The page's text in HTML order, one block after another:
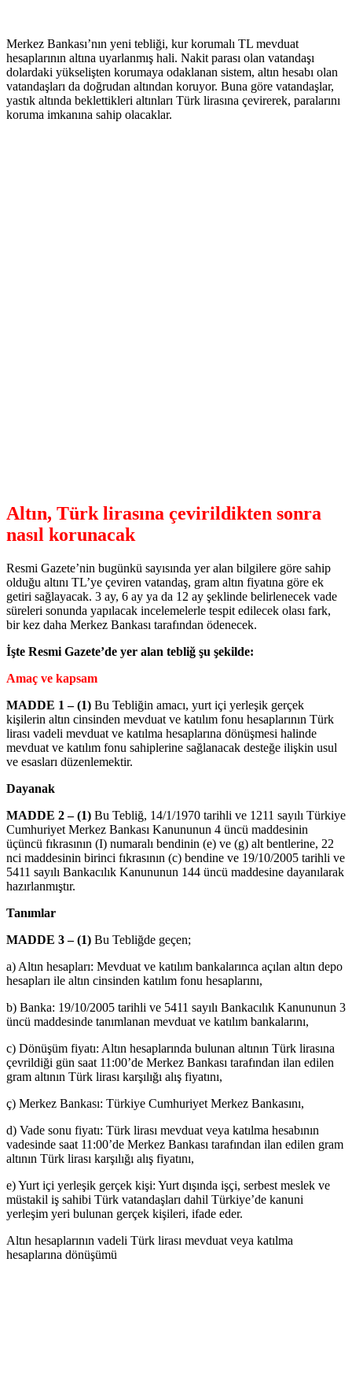
Merkez Bankası’nın yeni tebliği, kur korumalı TL mevduat
hesaplarının altına uyarlanmış hali. Nakit parası olan vatandaşı
dolardaki yükselişten korumaya odaklanan sistem, altın hesabı olan
vatandaşları da doğrudan altından koruyor. Buna göre vatandaşlar,
yastık altında beklettikleri altınları Türk lirasına çevirerek, paralarını
koruma imkanına sahip olacaklar.
Altın, Türk lirasına çevirildikten sonra
nasıl korunacak
Resmi Gazete’nin bugünkü sayısında yer alan bilgilere göre sahip
olduğu altını TL’ye çeviren vatandaş, gram altın fiyatına göre ek
getiri sağlayacak. 3 ay, 6 ay ya da 12 ay şeklinde belirlenecek vade
süreleri sonunda yapılacak incelemelerle tespit edilecek olası fark,
bir kez daha Merkez Bankası tarafından ödenecek.
İşte Resmi Gazete’de yer alan tebliğ şu şekilde:
Amaç ve kapsam
MADDE 1 – (1) Bu Tebliğin amacı, yurt içi yerleşik gerçek
kişilerin altın cinsinden mevduat ve katılım fonu hesaplarının Türk
lirası vadeli mevduat ve katılma hesaplarına dönüşmesi halinde
mevduat ve katılım fonu sahiplerine sağlanacak desteğe ilişkin usul
ve esasları düzenlemektir.
Dayanak
MADDE 2 – (1) Bu Tebliğ, 14/1/1970 tarihli ve 1211 sayılı Türkiye
Cumhuriyet Merkez Bankası Kanununun 4 üncü maddesinin
üçüncü fıkrasının (I) numaralı bendinin (e) ve (g) alt bentlerine, 22
nci maddesinin birinci fıkrasının (c) bendine ve 19/10/2005 tarihli ve
5411 sayılı Bankacılık Kanununun 144 üncü maddesine dayanılarak
hazırlanmıştır.
Tanımlar
MADDE 3 – (1) Bu Tebliğde geçen;
a) Altın hesapları: Mevduat ve katılım bankalarınca açılan altın depo
hesapları ile altın cinsinden katılım fonu hesaplarını,
b) Banka: 19/10/2005 tarihli ve 5411 sayılı Bankacılık Kanununun 3
üncü maddesinde tanımlanan mevduat ve katılım bankalarını,
c) Dönüşüm fiyatı: Altın hesaplarında bulunan altının Türk lirasına
çevrildiği gün saat 11:00’de Merkez Bankası tarafından ilan edilen
gram altının Türk lirası karşılığı alış fiyatını,
ç) Merkez Bankası: Türkiye Cumhuriyet Merkez Bankasını,
d) Vade sonu fiyatı: Türk lirası mevduat veya katılma hesabının
vadesinde saat 11:00’de Merkez Bankası tarafından ilan edilen gram
altının Türk lirası karşılığı alış fiyatını,
e) Yurt içi yerleşik gerçek kişi: Yurt dışında işçi, serbest meslek ve
müstakil iş sahibi Türk vatandaşları dahil Türkiye’de kanuni
yerleşim yeri bulunan gerçek kişileri, ifade eder.
Altın hesaplarının vadeli Türk lirası mevduat veya katılma
hesaplarına dönüşümü